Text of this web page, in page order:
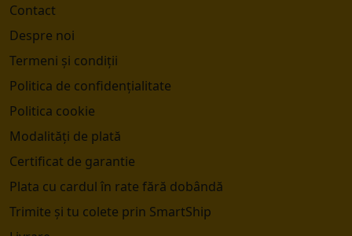
Contact
Despre noi
Termeni și condiții
Politica de confidențialitate
Politica cookie
Modalități de plată
Certificat de garantie
Plata cu cardul în rate fără dobândă
Trimite și tu colete prin SmartShip